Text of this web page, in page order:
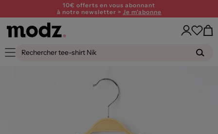
10€ offerts en vous abonnant
à notre newsletter > Je m'abonne